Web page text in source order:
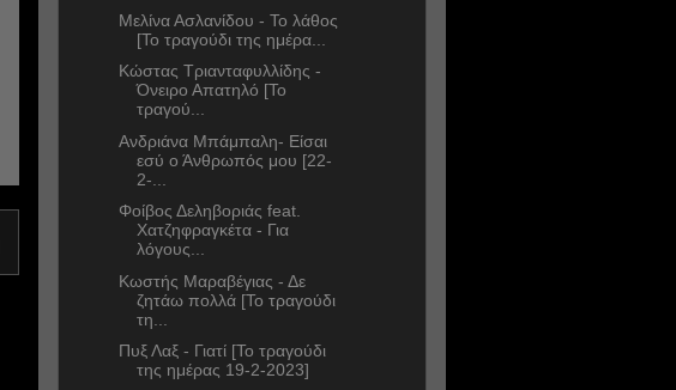
Μελίνα Ασλανίδου - Το λάθος
[Το τραγούδι της ημέρα...
Κώστας Τριανταφυλλίδης -
Όνειρο Απατηλό [Το
τραγού...
Ανδριάνα Μπάμπαλη- Είσαι
εσύ ο Άνθρωπός μου [22-
2-...
Φοίβος Δεληβοριάς feat.
Χατζηφραγκέτα - Για
λόγους...
Κωστής Μαραβέγιας - Δε
ζητάω πολλά [Το τραγούδι
τη...
Πυξ Λαξ - Γιατί [Το τραγούδι
της ημέρας 19-2-2023]